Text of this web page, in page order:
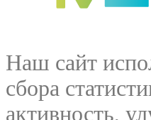
Наш сайт
сбора
активность,